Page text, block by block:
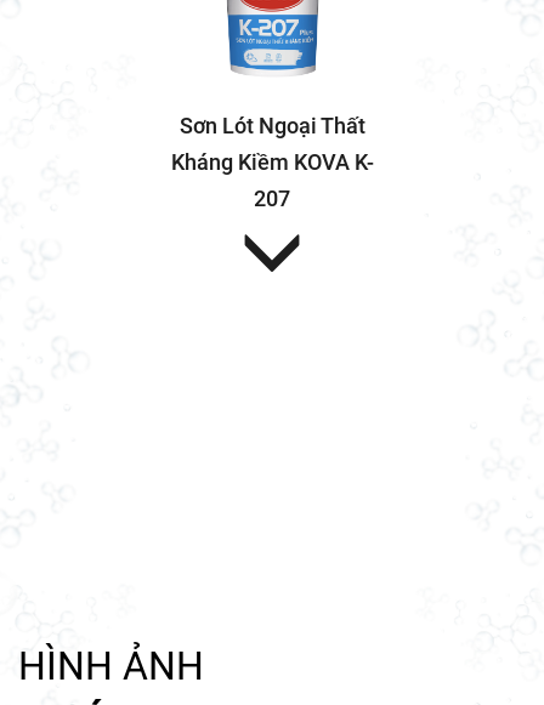
Sơn Lót Ngoại Thất
Kháng Kiềm KOVA K-
207
Sơn lót (1 lớp)
HÌNH ẢNH